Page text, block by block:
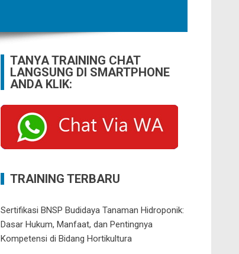
TANYA TRAINING CHAT
LANGSUNG DI SMARTPHONE
ANDA KLIK:
TRAINING TERBARU
Sertifikasi BNSP Budidaya Tanaman Hidroponik:
Dasar Hukum, Manfaat, dan Pentingnya
Kompetensi di Bidang Hortikultura